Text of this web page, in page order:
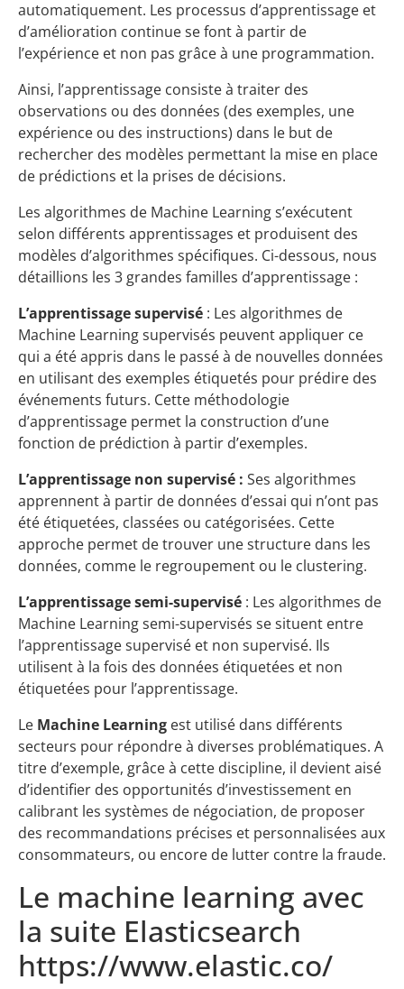
automatiquement. Les processus d’apprentissage et
d’amélioration continue se font à partir de
l’expérience et non pas grâce à une programmation.
Ainsi, l’apprentissage consiste à traiter des
observations ou des données (des exemples, une
expérience ou des instructions) dans le but de
rechercher des modèles permettant la mise en place
de prédictions et la prises de décisions.
Les algorithmes de Machine Learning s’exécutent
selon différents apprentissages et produisent des
modèles d’algorithmes spécifiques. Ci-dessous, nous
détaillions les 3 grandes familles d’apprentissage :
L’apprentissage supervisé : Les algorithmes de
Machine Learning supervisés peuvent appliquer ce
qui a été appris dans le passé à de nouvelles données
en utilisant des exemples étiquetés pour prédire des
événements futurs. Cette méthodologie
d’apprentissage permet la construction d’une
fonction de prédiction à partir d’exemples.
L’apprentissage non supervisé : Ses algorithmes
apprennent à partir de données d’essai qui n’ont pas
été étiquetées, classées ou catégorisées. Cette
approche permet de trouver une structure dans les
données, comme le regroupement ou le clustering.
L’apprentissage semi-supervisé : Les algorithmes de
Machine Learning semi-supervisés se situent entre
l’apprentissage supervisé et non supervisé. Ils
utilisent à la fois des données étiquetées et non
étiquetées pour l’apprentissage.
Le Machine Learning est utilisé dans différents
secteurs pour répondre à diverses problématiques. A
titre d’exemple, grâce à cette discipline, il devient aisé
d’identifier des opportunités d’investissement en
calibrant les systèmes de négociation, de proposer
des recommandations précises et personnalisées aux
consommateurs, ou encore de lutter contre la fraude.
Le machine learning avec
la suite Elasticsearch
https://www.elastic.co/